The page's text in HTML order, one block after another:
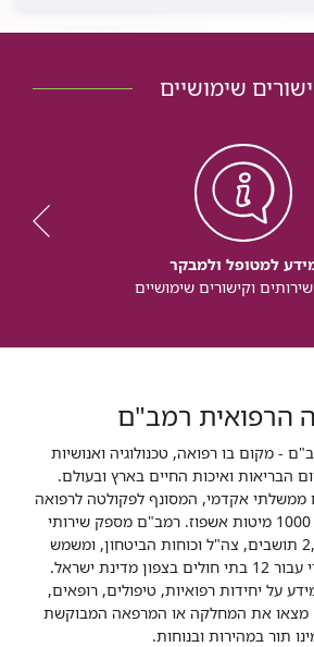
שימושיים
למטופל ולמבקר
וקישורים שימושיים
הרפואית רמב"ם
- מקום בו רפואה, טכנולוגיה ואנושיות
הבריאות ואיכות החיים בארץ ובעולם.
ממשלתי אקדמי, המסונף לפקולטה לרפואה
של הטכניון ומונה כ- 1000 מיטות אשפוז. רמב"ם מספק שירותי
רפואה לכ-2,700,000 תושבים, צה"ל וכוחות הביטחון, ומשמש
מדינת ישראל.
על יחידות רפואיות, טיפולים, רופאים,
מצאו את המחלקה או המרפאה המבוקשת
תור במהירות ובנוחות.